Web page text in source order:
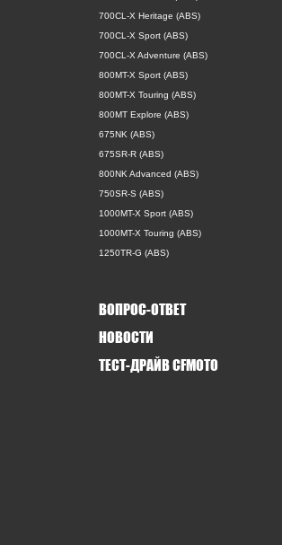
700CL-X Heritage (ABS)
700CL-X Sport (ABS)
700CL-X Adventure (ABS)
800MT-X Sport (ABS)
800MT-X Touring (ABS)
800MT Explore (ABS)
675NK (ABS)
675SR-R (ABS)
800NK Advanced (ABS)
750SR-S (ABS)
1000MT-X Sport (ABS)
1000MT-X Touring (ABS)
1250TR-G (ABS)
ВОПРОС-ОТВЕТ
НОВОСТИ
ТЕСТ-ДРАЙВ CFMOTO